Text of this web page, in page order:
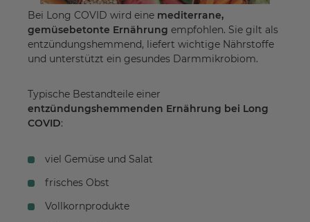
Bei Long COVID wird eine mediterrane,
gemüsebetonte Ernährung empfohlen. Sie gilt als
entzündungshemmend, liefert wichtige Nährstoffe
und unterstützt ein gesundes Darmmikrobiom.
Typische Bestandteile einer
entzündungshemmenden Ernährung bei Long
COVID:
viel Gemüse und Salat
frisches Obst
Vollkornprodukte